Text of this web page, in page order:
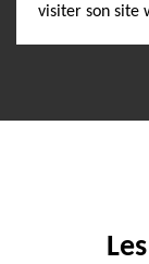
visiter son site